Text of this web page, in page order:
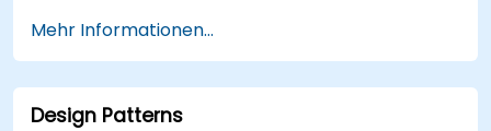
Datentrenchanalysen (Trends,
Segmentierung, Szenarioanalyse).
Unterscheidung zwischen Korrelation und
Kausalität bei der Interpretation von
Mehr Informationen...
Design Patterns